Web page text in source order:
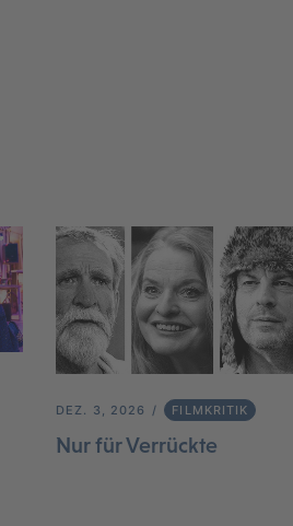
DEZ. 3, 2026 FILMKRITIK
Nur für Verrückte